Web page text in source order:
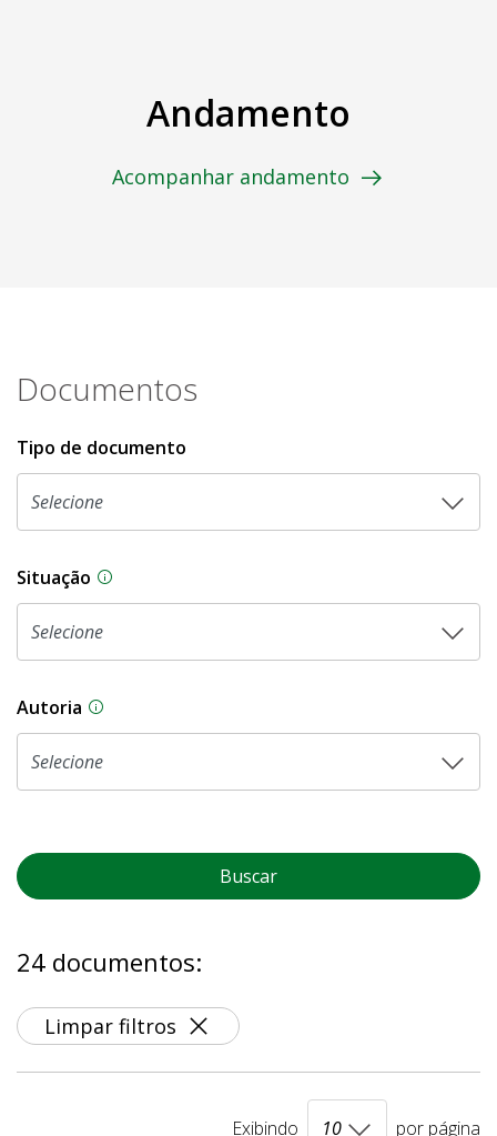
Andamento
Acompanhar andamento
Documentos
Tipo de documento
Situação Na CLDF, as proposições legislativas
Autoria As proposições legislativas na CLDF podem
Buscar
24 documentos:
Limpar filtros
Exibindo por página